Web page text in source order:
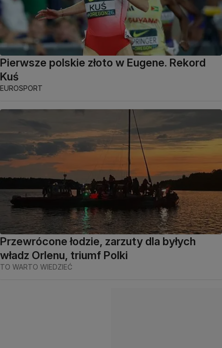
Pierwsze polskie złoto w Eugene. Rekord
Kuś
EUROSPORT
Przewrócone łodzie, zarzuty dla byłych
władz Orlenu, triumf Polki
TO WARTO WIEDZIEĆ